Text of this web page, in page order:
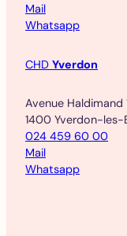
Mail
Whatsapp
CHD Yverdon
Avenue Haldimand
1400 Yverdon-les-
024 459 60 00
Mail
Whatsapp